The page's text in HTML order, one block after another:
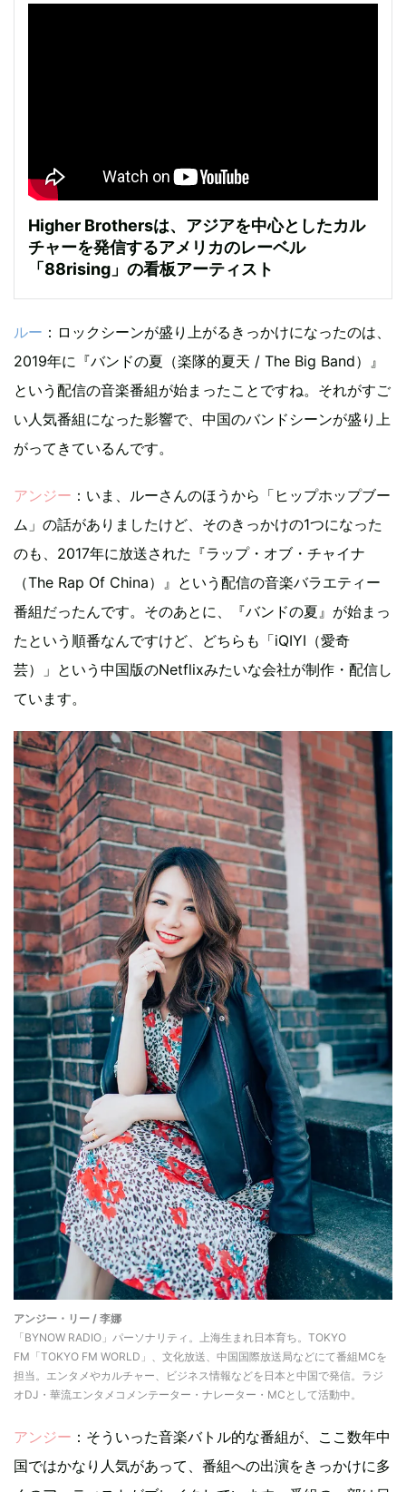
Higher Brothersは、アジアを中心としたカル
チャーを発信するアメリカのレーベル
「88rising」の看板アーティスト
ルー ：ロックシーンが盛り上がるきっかけになったのは、
2019年に『バンドの夏（楽隊的夏天 / The Big Band）』
という配信の音楽番組が始まったことですね。それがすご
い人気番組になった影響で、中国のバンドシーンが盛り上
がってきているんです。
アンジー ：いま、ルーさんのほうから「ヒップホップブー
ム」の話がありましたけど、そのきっかけの1つになった
のも、2017年に放送された『ラップ・オブ・チャイナ
（The Rap Of China）』という配信の音楽バラエティー
番組だったんです。そのあとに、『バンドの夏』が始まっ
たという順番なんですけど、どちらも「iQIYI（愛奇
芸）」という中国版のNetflixみたいな会社が制作・配信し
ています。
アンジー・リー / 李娜
「BYNOW RADIO」パーソナリティ。上海生まれ日本育ち。TOKYO
FM「TOKYO FM WORLD」、文化放送、中国国際放送局などにて番組MCを
担当。エンタメやカルチャー、ビジネス情報などを日本と中国で発信。ラジ
オDJ・華流エンタメコメンテーター・ナレーター・MCとして活動中。
アンジー ：そういった音楽バトル的な番組が、ここ数年中
国ではかなり人気があって、番組への出演をきっかけに多